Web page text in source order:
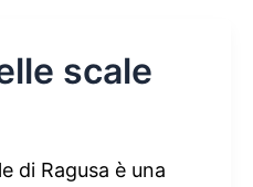
scale
di Ragusa è una